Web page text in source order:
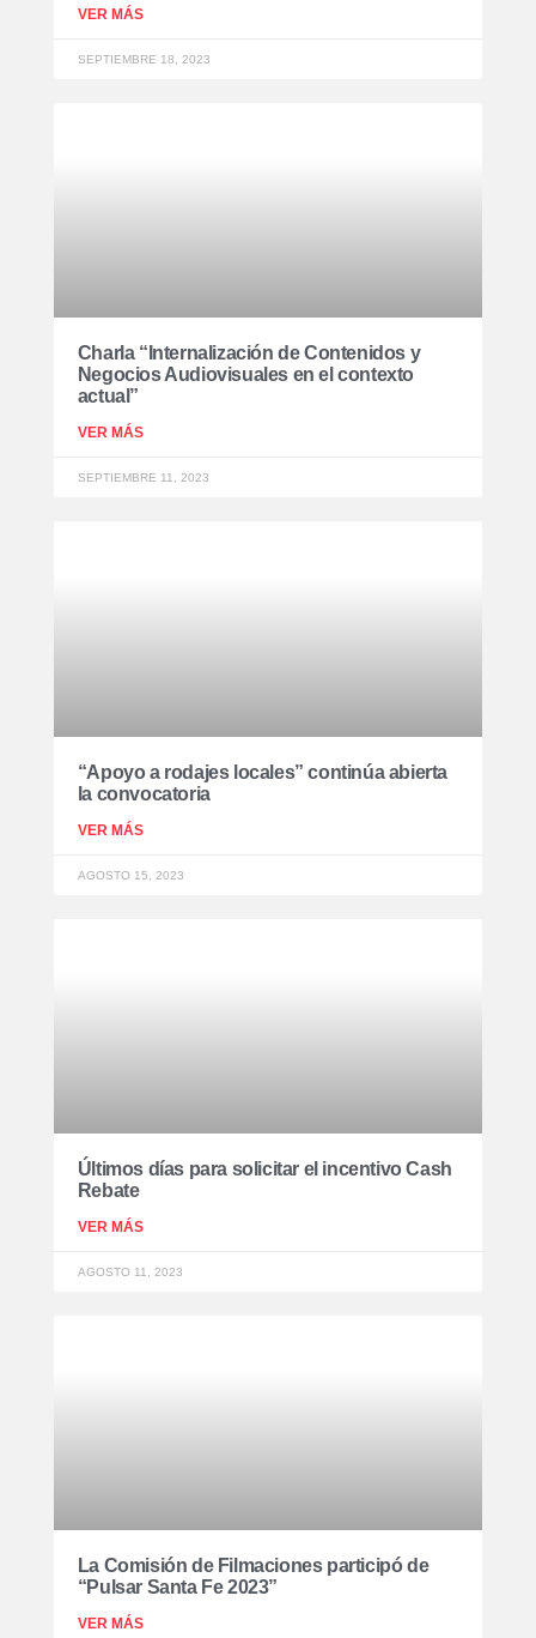
VER MÁS
SEPTIEMBRE 18, 2023
Charla “Internalización de Contenidos y
Negocios Audiovisuales en el contexto
actual”
VER MÁS
SEPTIEMBRE 11, 2023
“Apoyo a rodajes locales” continúa abierta
la convocatoria
VER MÁS
AGOSTO 15, 2023
Últimos días para solicitar el incentivo Cash
Rebate
VER MÁS
AGOSTO 11, 2023
La Comisión de Filmaciones participó de
“Pulsar Santa Fe 2023”
VER MÁS